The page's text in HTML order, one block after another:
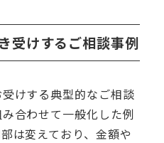
受けするご相談事例
けする典型的なご相談
合わせて一般化した例
は変えており、金額や